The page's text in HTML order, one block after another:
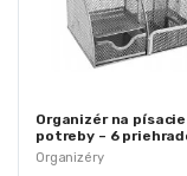
Organizéry
Organizér na písacie
potreby – 6